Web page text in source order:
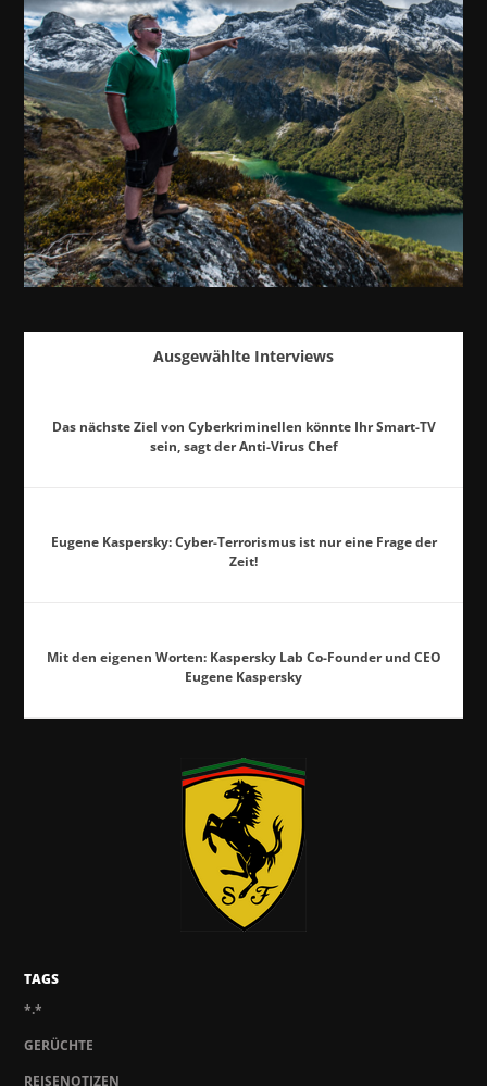
Ausgewählte Interviews
Das nächste Ziel von Cyberkriminellen könnte Ihr Smart-TV
sein, sagt der Anti-Virus Chef
Eugene Kaspersky: Cyber-Terrorismus ist nur eine Frage der
Zeit!
Mit den eigenen Worten: Kaspersky Lab Co-Founder und CEO
Eugene Kaspersky
TAGS
*.*
GERÜCHTE
REISENOTIZEN